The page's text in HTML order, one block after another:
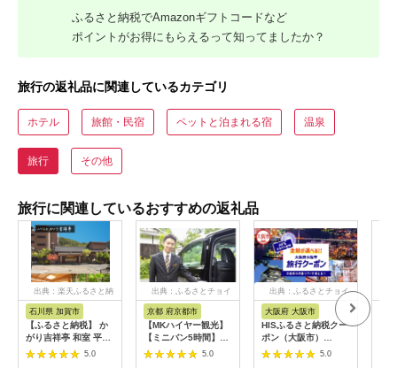
ふるさと納税でAmazonギフトコードなど
ポイントがお得にもらえるって知ってましたか？
旅行の返礼品に関連しているカテゴリ
ホテル 旅館・民宿 ペットと泊まれる宿 温泉
旅行 その他
旅行に関連しているおすすめの返礼品
出典：楽天ふるさと納
石川県 加賀市
【ふるさと納税】 か
がり吉祥亭 和室 平日
限定 ペア宿泊券 1泊2
食付 2名 ペア 食事付
5.0
出典：ふるさとチョイ
京都 府京都市
【MKハイヤー観光】
【ミニバン5時間】ド
ライバーとめぐるとっ
ておきの京都観光（3
5.0
出典：ふるさとチョイ
大阪府 大阪市
HISふるさと納税クー
ポン（大阪市）
30,000円分_OS039-
5.0